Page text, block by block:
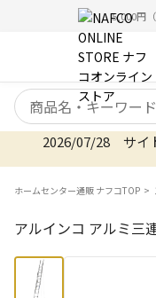
5,000円
検索キーワード
2026/07/28 サイ
ホームセンター通販 ナフコTOP
アルインコ アルミ三